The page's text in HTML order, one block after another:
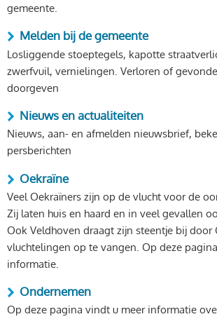
gemeente.
Melden bij de gemeente
Losliggende stoeptegels, kapotte
zwerfvuil, vernielingen. Verloren of
doorgeven
Nieuws en actualiteiten
Nieuws, aan- en afmelden nieuwsbrief,
persberichten
Oekraïne
Veel Oekraïners zijn op de vlucht voor de
Zij laten huis en haard en in veel gevallen
Ook Veldhoven draagt zijn steentje bij door
vluchtelingen op te vangen. Op deze
informatie.
Ondernemen
Op deze pagina vindt u meer informatie